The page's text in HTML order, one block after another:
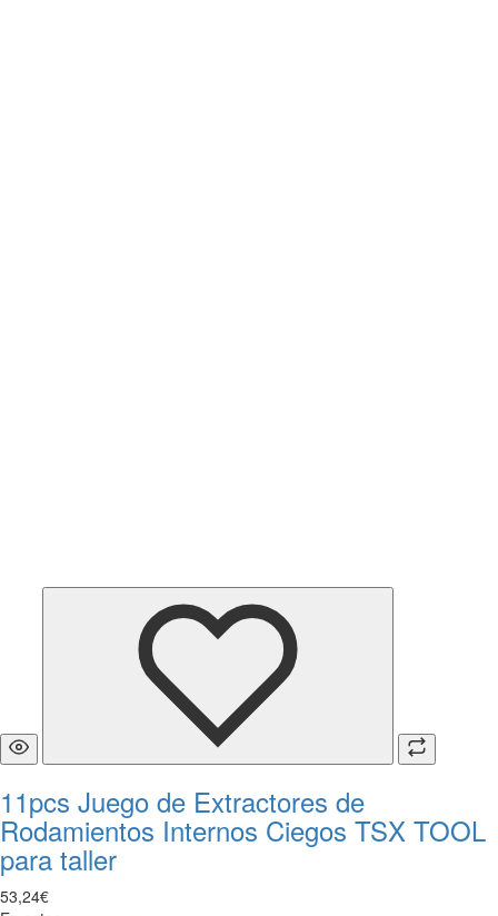
11pcs Juego de Extractores de
Rodamientos Internos Ciegos TSX TOOL
para taller
53,24€